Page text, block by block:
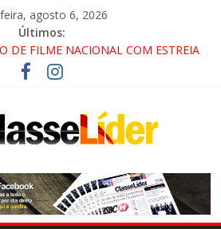
agosto 6, 2026
Últimos:
DE FILME NACIONAL COM ESTREIA
DUTRA SERÁ BLOQUEADO NO FIM
E QUELUZ NA RETA FINAL
COLA!